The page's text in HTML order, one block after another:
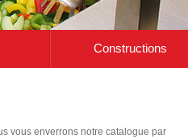
Constructions
vous enverrons notre catalogue par